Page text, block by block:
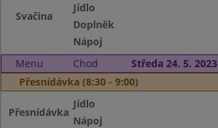
Svačina
Jídlo
Doplněk
Nápoj
Menu
Chod
Středa 24. 5. 2023
Přesnídávka (8:30 - 9:00)
Přesnídávka
Jídlo
Nápoj